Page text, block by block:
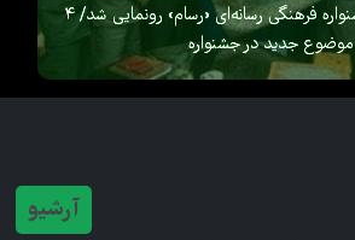
پوستر هفتمین جشنواره فرهنگی رسانه‌ای «رسام» رونمایی شد/ ۴
موضوع جدید در جشنواره
آرشیو